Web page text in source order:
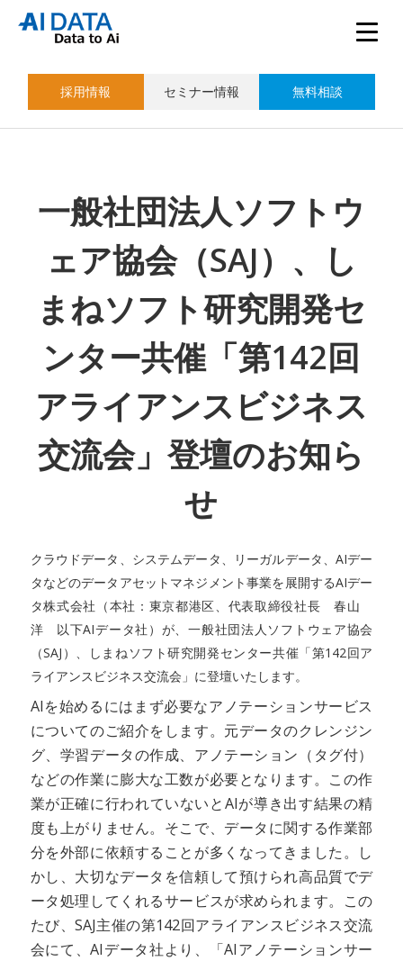
採用情報 セミナー情報 無料相談
一般社団法人ソフトウ
ェア協会（SAJ）、し
まねソフト研究開発セ
ンター共催「第142回
アライアンスビジネス
交流会」登壇のお知ら
せ
クラウドデータ、システムデータ、リーガルデータ、AIデー
タなどのデータアセットマネジメント事業を展開するAIデー
タ株式会社（本社：東京都港区、代表取締役社長 春山
洋 以下AIデータ社）が、一般社団法人ソフトウェア協会
（SAJ）、しまねソフト研究開発センター共催「第142回ア
ライアンスビジネス交流会」に登壇いたします。
AIを始めるにはまず必要なアノテーションサービス
についてのご紹介をします。元データのクレンジン
グ、学習データの作成、アノテーション（タグ付）
などの作業に膨大な工数が必要となります。この作
業が正確に行われていないとAIが導き出す結果の精
度も上がりません。そこで、データに関する作業部
分を外部に依頼することが多くなってきました。し
かし、大切なデータを信頼して預けられ高品質でデ
ータ処理してくれるサービスが求められます。この
たび、SAJ主催の第142回アライアンスビジネス交流
会にて、AIデータ社より、「AIアノテーションサー